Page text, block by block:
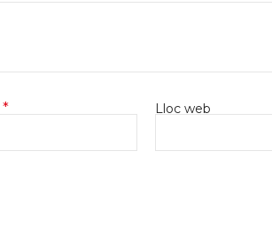
* Lloc web